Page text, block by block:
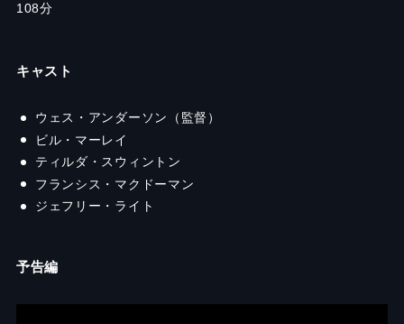
108分
キャスト
ウェス・アンダーソン（監督）
ビル・マーレイ
ティルダ・スウィントン
フランシス・マクドーマン
ジェフリー・ライト
予告編